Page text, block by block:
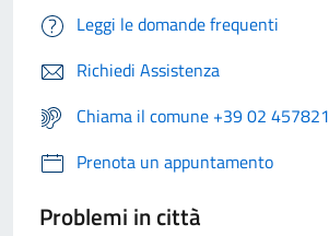
Leggi le domande frequenti
Richiedi Assistenza
Chiama il comune +39 02 457821
Prenota un appuntamento
Problemi in città